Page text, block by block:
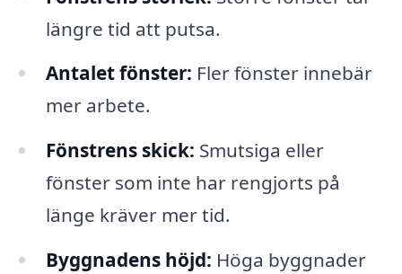
längre tid att putsa.
Antalet fönster: Fler fönster innebär
mer arbete.
Fönstrens skick: Smutsiga eller
fönster som inte har rengjorts på
länge kräver mer tid.
Byggnadens höjd: Höga byggnader